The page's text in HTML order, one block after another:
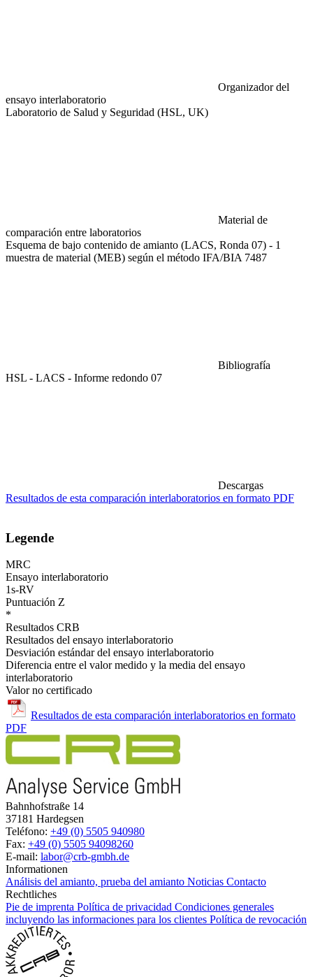
Organizador del
ensayo interlaboratorio
Laboratorio de Salud y Seguridad (HSL, UK)
Material de
comparación entre laboratorios
Esquema de bajo contenido de amianto (LACS, Ronda 07) - 1
muestra de material (MEB) según el método IFA/BIA 7487
Bibliografía
HSL - LACS - Informe redondo 07
Descargas
Resultados de esta comparación interlaboratorios en formato PDF
Legende
MRC
Ensayo interlaboratorio
1s-RV
Puntuación Z
*
Resultados CRB
Resultados del ensayo interlaboratorio
Desviación estándar del ensayo interlaboratorio
Diferencia entre el valor medido y la media del ensayo
interlaboratorio
Valor no certificado
Resultados de esta comparación interlaboratorios en formato
PDF
Bahnhofstraße 14
37181 Hardegsen
Teléfono: +49 (0) 5505 940980
Fax: +49 (0) 5505 94098260
E-mail: labor@crb-gmbh.de
Informationen
Análisis del amianto, prueba del amianto Noticias Contacto
Rechtliches
Pie de imprenta Política de privacidad Condiciones generales
incluyendo las informaciones para los clientes Política de revocación